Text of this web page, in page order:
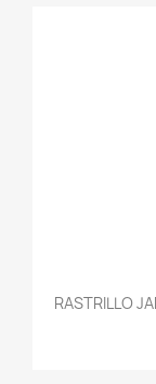
RASTRILLO